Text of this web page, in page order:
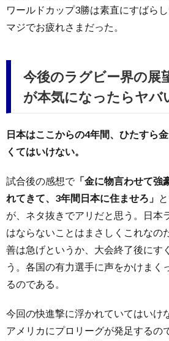
ワールドカップ3勝は素直にすばらし
マジでお疲れさまだった。
今後のラグビー界の展
が本気になったらヤバ
日本はここからの4年間、ひたすら
くてはいけない。
試合後の感想で「金に物言わせて強
れてきて、3年間日本に住ませろ」
が、ネタ抜きでアリだと思う。日本
はならないことはまさしくこれなの
善は急げというか、大会終了後にす
う。各国の有力選手に声をかけまく
るのである。
今回の快進撃に浮かれていてはいけ
アメリカにプロリーグが発足するの